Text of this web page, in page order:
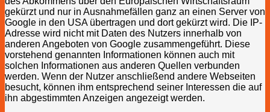
gekürzt und nur in Ausnahmefällen ganz an einen Server von
Google in den USA übertragen und dort gekürzt wird. Die IP-
Adresse wird nicht mit Daten des Nutzers innerhalb von
anderen Angeboten von Google zusammengeführt. Diese
vorstehend genannten Informationen können auch mit
solchen Informationen aus anderen Quellen verbunden
werden. Wenn der Nutzer anschließend andere Webseiten
besucht, können ihm entsprechend seiner Interessen die auf
ihn abgestimmten Anzeigen angezeigt werden.